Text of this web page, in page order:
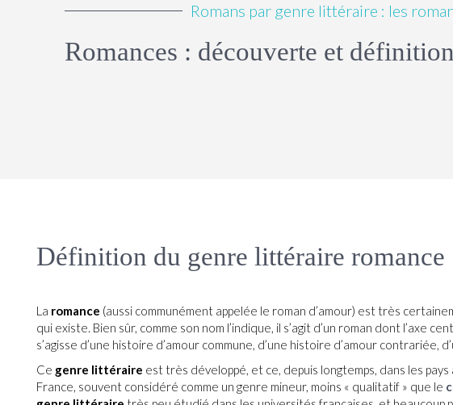
Romans par genre littéraire : les
Romances : découverte et définition
Définition du genre littéraire romance
La romance (aussi communément appelée le roman d’amour) est très
qui existe. Bien sûr, comme son nom l’indique, il s’agit d’un roman dont l’axe
s’agisse d’une histoire d’amour commune, d’une histoire d’amour contrariée,
Ce genre littéraire est très développé, et ce, depuis longtemps, dans les
France, souvent considéré comme un genre mineur, moins « qualitatif » que le